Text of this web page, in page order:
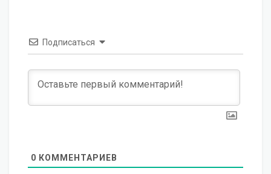
Подписаться
0 КОММЕНТАРИЕВ